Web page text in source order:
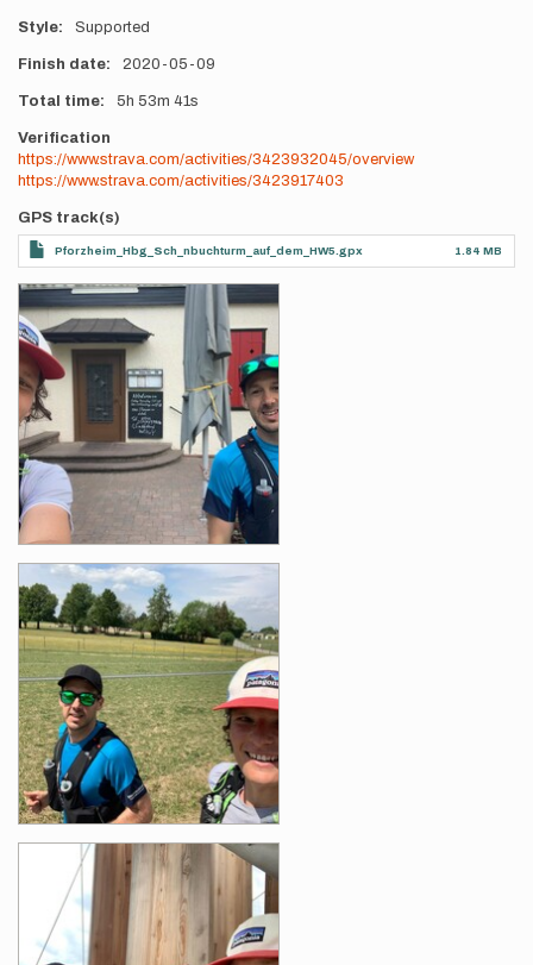
Style Supported
Finish date 2020-05-09
Total time 5h 53m 41s
Verification
https://www.strava.com/activities/3423932045/overview
https://www.strava.com/activities/3423917403
GPS track(s)
Pforzheim_Hbg_Sch_nbuchturm_auf_dem_HW5.gpx 1.84 MB
Photos